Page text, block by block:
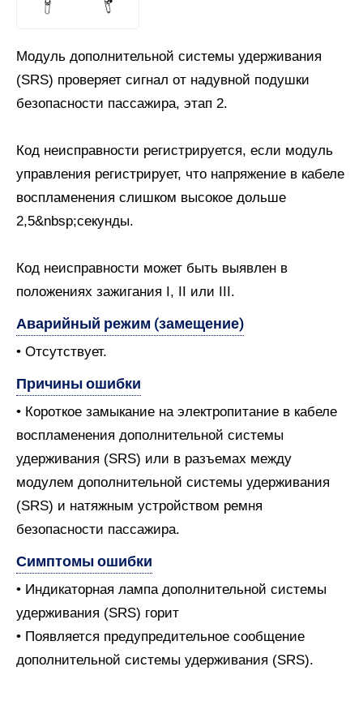
Модуль дополнительной системы удерживания
(SRS) проверяет сигнал от надувной подушки
безопасности пассажира, этап 2.
Код неисправности регистрируется, если модуль
управления регистрирует, что напряжение в кабеле
воспламенения слишком высокое дольше
2,5&nbsp;секунды.
Код неисправности может быть выявлен в
положениях зажигания I, II или III.
Аварийный режим (замещение)
• Отсутствует.
Причины ошибки
• Короткое замыкание на электропитание в кабеле
воспламенения дополнительной системы
удерживания (SRS) или в разъемах между
модулем дополнительной системы удерживания
(SRS) и натяжным устройством ремня
безопасности пассажира.
Симптомы ошибки
• Индикаторная лампа дополнительной системы
удерживания (SRS) горит
• Появляется предупредительное сообщение
дополнительной системы удерживания (SRS).